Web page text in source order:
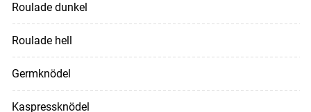
Roulade dunkel
Roulade hell
Germknödel
Kaspressknödel